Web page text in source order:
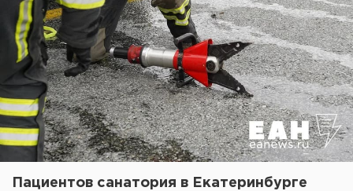
Пациентов санатория в Екатеринбурге